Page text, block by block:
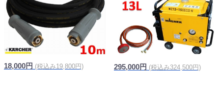
18,000円 (税込み19,800円) 295,000円 (税込み324,500円)